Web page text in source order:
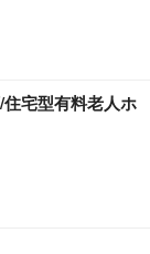
住宅型有料老人ホ